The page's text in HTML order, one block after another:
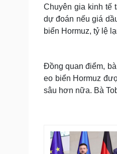
Chuyên gia kinh tế
dự đoán nếu giá
biển Hormuz, tỷ lệ
Đồng quan điểm,
eo biển Hormuz
sâu hơn nữa. Bà